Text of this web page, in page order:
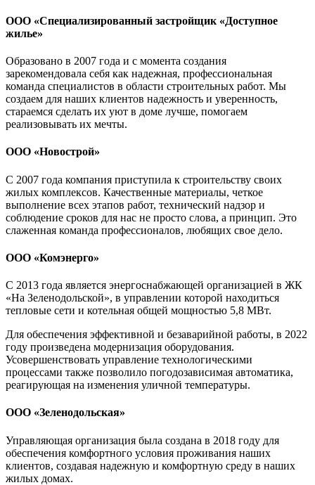
ООО «Специализированный застройщик «Доступное
жилье»
Образовано в 2007 года и с момента создания
зарекомендовала себя как надежная, профессиональная
команда специалистов в области строительных работ. Мы
создаем для наших клиентов надежность и уверенность,
стараемся сделать их уют в доме лучше, помогаем
реализовывать их мечты.
ООО «Новострой»
С 2007 года компания приступила к строительству своих
жилых комплексов. Качественные материалы, четкое
выполнение всех этапов работ, технический надзор и
соблюдение сроков для нас не просто слова, а принцип. Это
слаженная команда профессионалов, любящих свое дело.
ООО «Комэнерго»
C 2013 года является энергоснабжающей организацией в ЖК
«На Зеленодольской», в управлении которой находиться
тепловые сети и котельная общей мощностью 5,8 МВт.
Для обеспечения эффективной и безаварийной работы, в 2022
году произведена модернизация оборудования.
Усовершенствовать управление технологическими
процессами также позволило погодозависимая автоматика,
реагирующая на изменения уличной температуры.
ООО «Зеленодольская»
Управляющая организация была создана в 2018 году для
обеспечения комфортного условия проживания наших
клиентов, создавая надежную и комфортную среду в наших
жилых домах.